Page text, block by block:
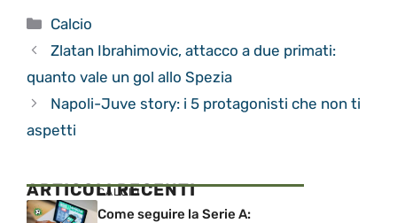
Categorie
Calcio
Zlatan Ibrahimovic, attacco a due primati:
quanto vale un gol allo Spezia
Napoli-Juve story: i 5 protagonisti che non ti
aspetti
ARTICOLI RECENTI
CALCIO
Come seguire la Serie A: